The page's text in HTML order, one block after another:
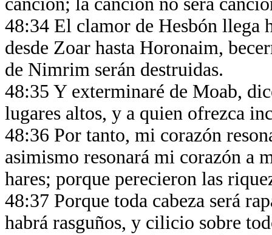
48:34 El clamor de Hesbón llega
desde Zoar hasta Horonaim,
de Nimrim serán destruidas.
48:35 Y exterminaré de Moab,
lugares altos, y a quien ofrezca
48:36 Por tanto, mi corazón
asimismo resonará mi corazón a
hares; porque perecieron las
48:37 Porque toda cabeza será
habrá rasguños, y cilicio sobre